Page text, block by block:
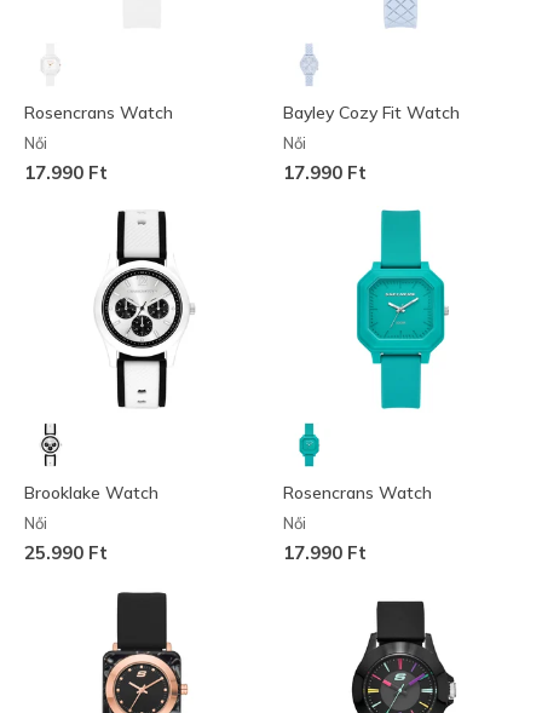
Rosencrans Watch
Női
17.990 Ft
Bayley Cozy Fit Watch
Női
17.990 Ft
Brooklake Watch
Női
25.990 Ft
Rosencrans Watch
Női
17.990 Ft